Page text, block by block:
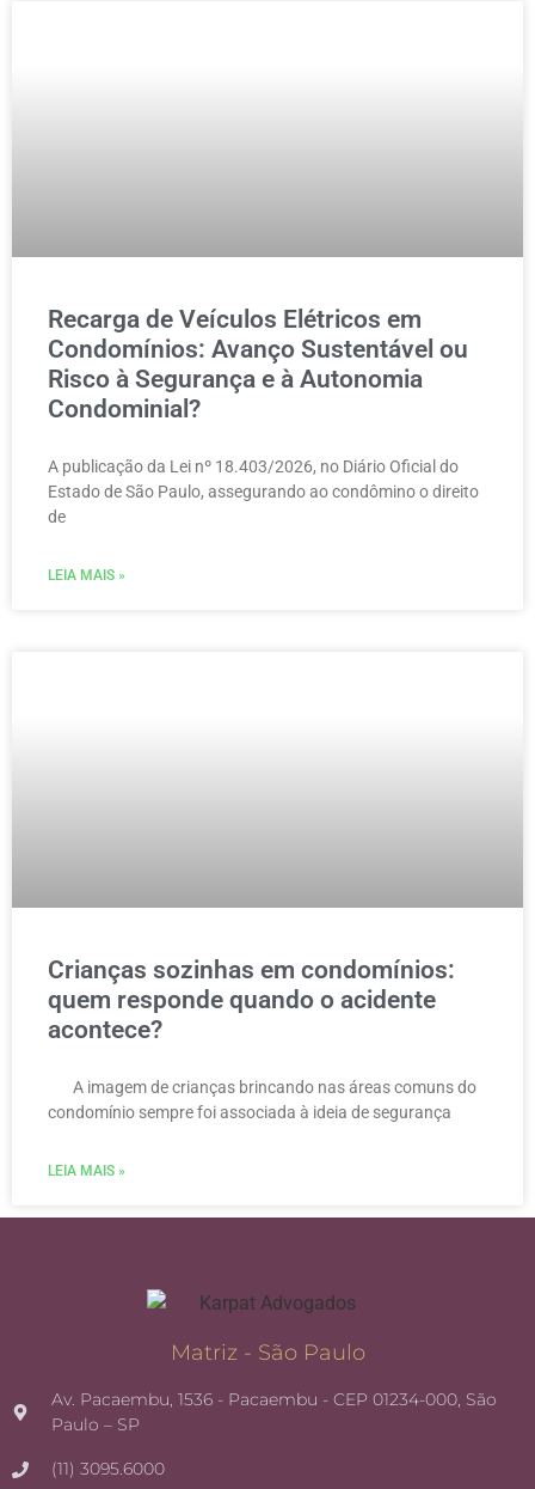
Recarga de Veículos Elétricos em
Condomínios: Avanço Sustentável ou
Risco à Segurança e à Autonomia
Condominial?
A publicação da Lei nº 18.403/2026, no Diário Oficial do
Estado de São Paulo, assegurando ao condômino o direito
de
LEIA MAIS »
Crianças sozinhas em condomínios:
quem responde quando o acidente
acontece?
A imagem de crianças brincando nas áreas comuns do
condomínio sempre foi associada à ideia de segurança
LEIA MAIS »
Matriz - São Paulo
Av. Pacaembu, 1536 - Pacaembu - CEP 01234-000, São
Paulo – SP
(11) 3095.6000